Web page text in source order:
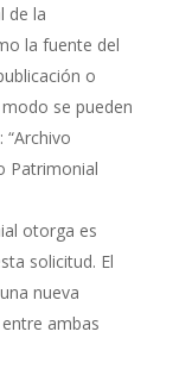
de la
la fuente del
o
se pueden
Patrimonial
otorga es
solicitud. El
nueva
ambas